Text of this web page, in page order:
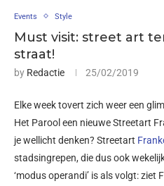
Events Style
Must visit: street art
straat!
by Redactie 25/02/2019
Elke week tovert zich weer een
Het Parool een nieuwe Streetart
je wellicht denken? Streetart
stadsingrepen, die dus ook
‘modus operandi’ is als volgt: ziet